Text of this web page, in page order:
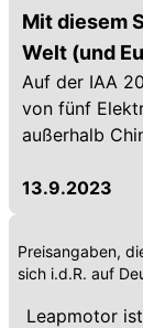
Mit diesem
Welt (und
Auf der IAA
von fünf
außerhalb
13.9.2023
Preisangaben,
sich i.d.R. auf
Leapmotor